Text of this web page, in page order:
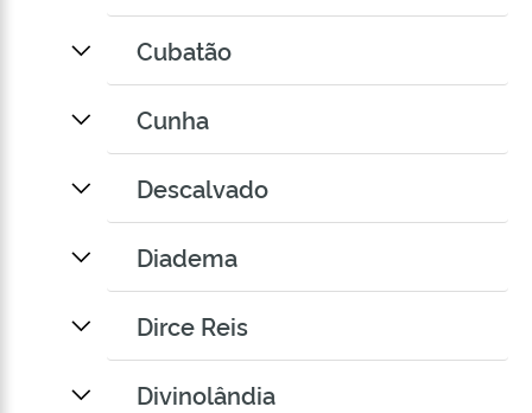
Cubatão
Cunha
Descalvado
Diadema
Dirce Reis
Divinolândia